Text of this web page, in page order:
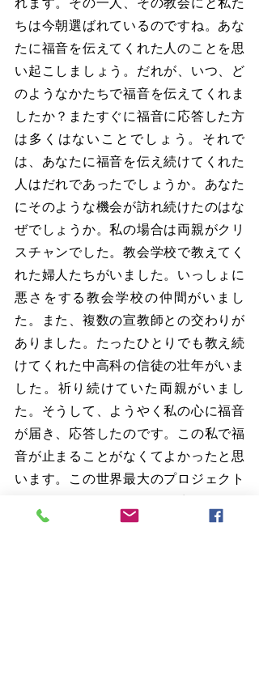
ちは今朝選ばれているのですね。あな
たに福音を伝えてくれた人のことを思
い起こしましょう。だれが、いつ、ど
のようなかたちで福音を伝えてくれま
したか？またすぐに福音に応答した方
は多くはないことでしょう。それで
は、あなたに福音を伝え続けてくれた
人はだれであったでしょうか。あなた
にそのような機会が訪れ続けたのはな
ぜでしょうか。私の場合は両親がクリ
スチャンでした。教会学校で教えてく
れた婦人たちがいました。いっしょに
悪さをする教会学校の仲間がいまし
た。また、複数の宣教師との交わりが
ありました。たったひとりでも教え続
けてくれた中高科の信徒の壮年がいま
した。祈り続けていた両親がいまし
た。そうして、ようやく私の心に福音
が届き、応答したのです。この私で福
音が止まることがなくてよかったと思
います。この世界最大のプロジェクト
に関わることができて、人生まことに
良かったなと思います。